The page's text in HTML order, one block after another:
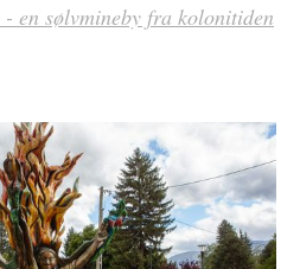
en sølvmineby fra kolonitiden